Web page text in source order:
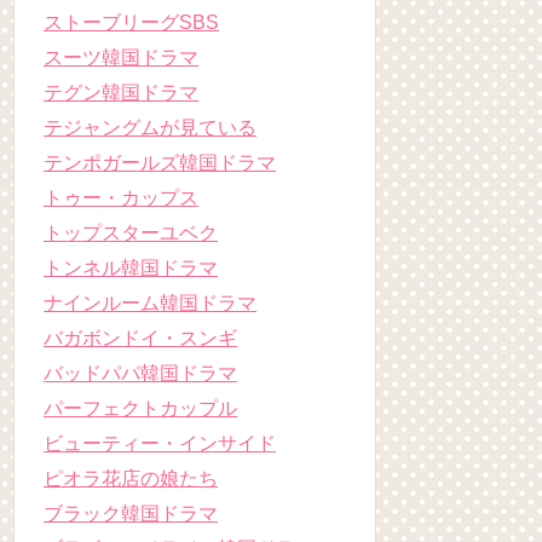
ストーブリーグSBS
スーツ韓国ドラマ
テグン韓国ドラマ
テジャングムが見ている
テンポガールズ韓国ドラマ
トゥー・カップス
トップスターユベク
トンネル韓国ドラマ
ナインルーム韓国ドラマ
バガボンドイ・スンギ
バッドパパ韓国ドラマ
パーフェクトカップル
ビューティー・インサイド
ピオラ花店の娘たち
ブラック韓国ドラマ